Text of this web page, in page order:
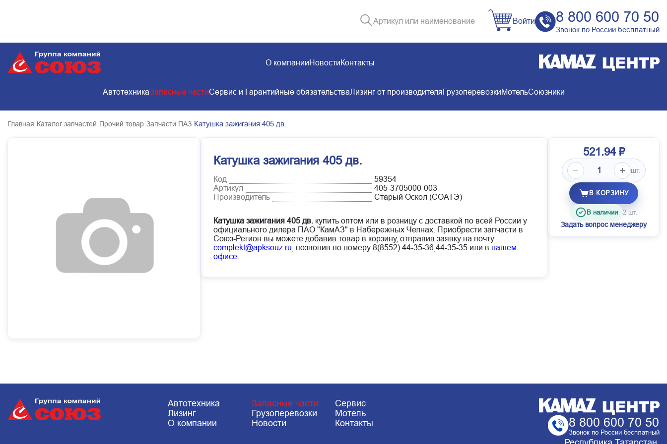
Войти 8 800 600 70 50
Звонок по России бесплатный
О компанииНовостиКонтакты
АвтотехникаЗапасные частиСервис и Гарантийные обязательстваЛизинг от производителяГрузоперевозкиМотельСоюзники
Главная Каталог запчастей Прочий товар Запчасти ПАЗ Катушка зажигания 405 дв.
Катушка зажигания 405 дв.
Код
59354
Артикул
405-3705000-003
Производитель
Старый Оскол (СОАТЭ)
Катушка зажигания 405 дв. купить оптом или в розницу с доставкой по всей России у
официального дилера ПАО "КамАЗ" в Набережных Челнах. Приобрести запчасти в
Союз-Регион вы можете добавив товар в корзину, отправив заявку на почту
complekt@apksouz.ru, позвонив по номеру 8(8552) 44-35-36,44-35-35 или в нашем
офисе
521.94 ₽
шт.
В КОРЗИНУ
В наличии 2 шт.
Задать вопрос менеджеру
Автотехника Запасные части
Сервис
Лизинг
Грузоперевозки
Мотель
О компании
Новости Контакты 8 800 600 70 50
Звонок по России бесплатный